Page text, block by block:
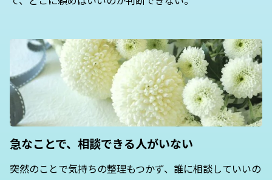
急なことで、相談できる人がいない
突然のことで気持ちの整理もつかず、誰に相談していいの